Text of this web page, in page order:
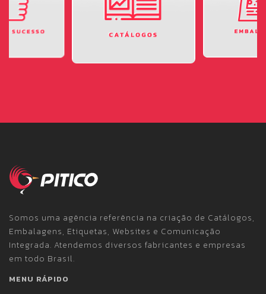
Somos uma agência referência na criação de Catálogos,
Embalagens, Etiquetas, Websites e Comunicação
Integrada. Atendemos diversos fabricantes e empresas
em todo Brasil.
MENU RÁPIDO